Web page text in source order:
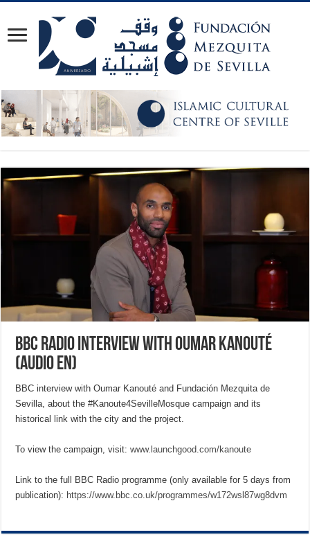
BBC Radio interview with Oumar Kanouté
(Audio EN)
BBC interview with Oumar Kanouté and Fundación Mezquita de
Sevilla, about the #Kanoute4SevilleMosque campaign and its
historical link with the city and the project.
To view the campaign, visit:www.launchgood.com/kanoute
Link to the full BBC Radio programme (only available for 5 days from
publication): https://www.bbc.co.uk/programmes/w172wsl87wg8dvm